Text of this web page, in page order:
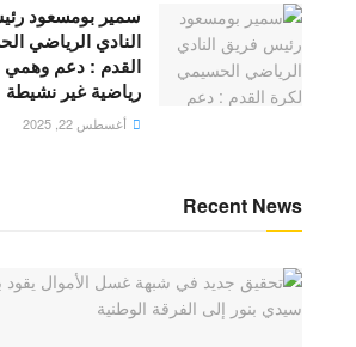
سمير بومسعود
النادي الرياضي
القدم : دعم وهمي
رياضية غير
أغسطس 22, 2025
Recent News